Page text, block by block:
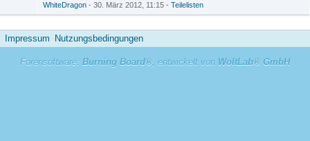
WhiteDragon - 30. März 2012, 11:15 - Teilelisten
Impressum Nutzungsbedingungen
Forensoftware: Burning Board®, entwickelt von WoltLab® GmbH